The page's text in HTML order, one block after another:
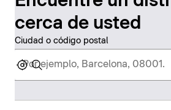
cerca de usted
Ciudad o código postal